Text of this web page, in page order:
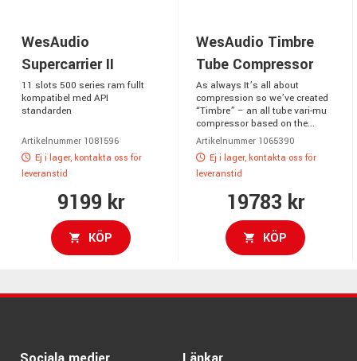
WesAudio
Supercarrier II
11 slots 500 series ram fullt
kompatibel med API
standarden
Artikelnummer 1081596
Ej i lager, kontakta oss för
leveranstid
9199 kr
KÖP
WesAudio Timbre
Tube Compressor
As always It’s all about
compression so we’ve created
“Timbre” – an all tube vari-mu
compressor based on the...
Artikelnummer 1065390
Ej i lager, kontakta oss för
leveranstid
19783 kr
KÖP